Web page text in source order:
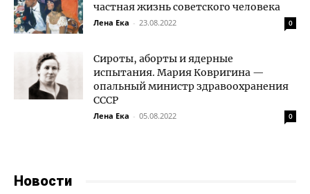
частная жизнь советского человека
Лена Ека - 23.08.2022 0
Сироты, аборты и ядерные
испытания. Мария Ковригина —
опальный министр здравоохранения
СССР
Лена Ека - 05.08.2022 0
Новости